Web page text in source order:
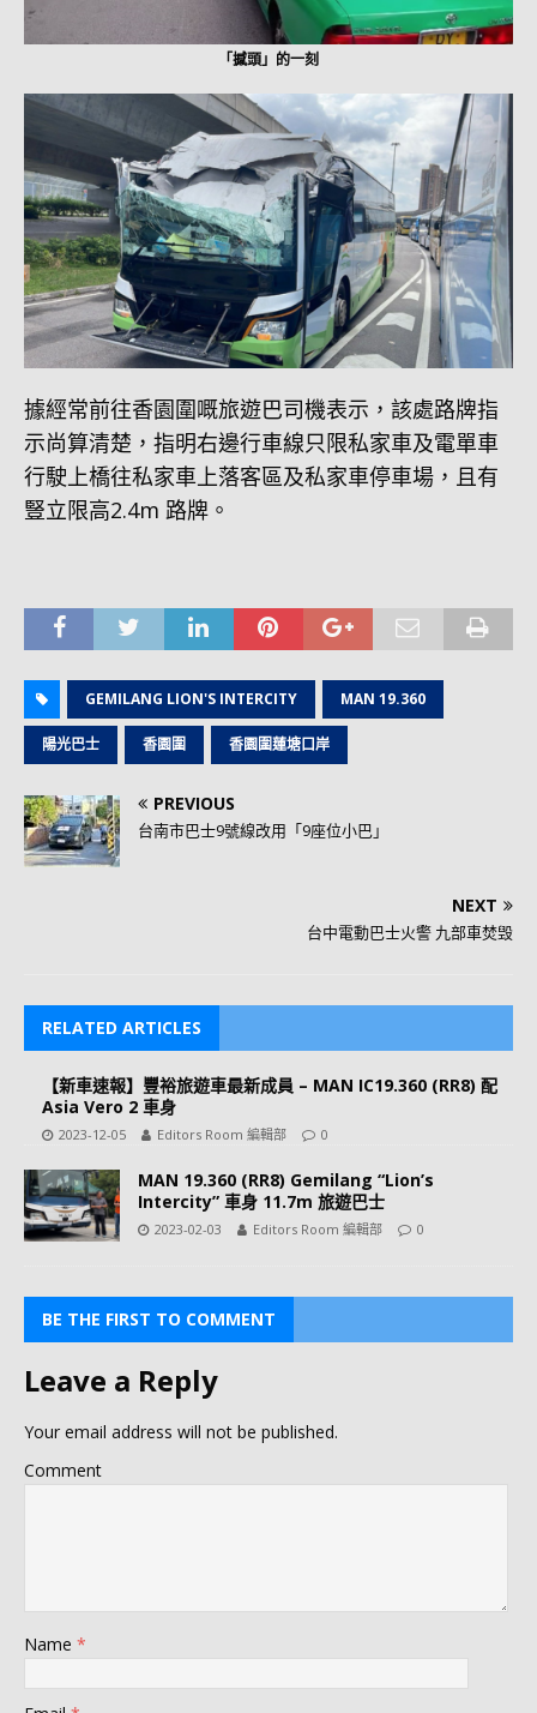
「撼頭」的一刻
據經常前往香園圍嘅旅遊巴司機表示，該處路牌指
示尚算清楚，指明右邊行車線只限私家車及電單車
行駛上橋往私家車上落客區及私家車停車場，且有
豎立限高2.4m 路牌。
GEMILANG LION'S INTERCITY MAN 19.360
陽光巴士 香園圍 香園圍蓮塘口岸
PREVIOUS
台南市巴士9號線改用「9座位小巴」
NEXT
台中電動巴士火警 九部車焚毁
RELATED ARTICLES
【新車速報】豐裕旅遊車最新成員 – MAN IC19.360 (RR8) 配
Asia Vero 2 車身
2023-12-05 Editors Room 編輯部 0
MAN 19.360 (RR8) Gemilang “Lion’s
Intercity” 車身 11.7m 旅遊巴士
2023-02-03 Editors Room 編輯部 0
BE THE FIRST TO COMMENT
Leave a Reply
Your email address will not be published.
Comment
Name *